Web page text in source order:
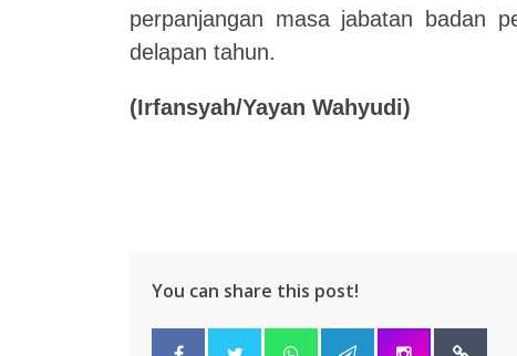
perpanjangan masa jabatan badan
delapan tahun.
(Irfansyah/Yayan Wahyudi)
You can share this post!